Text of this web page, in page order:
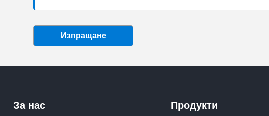
Изпращане
За нас Продукти